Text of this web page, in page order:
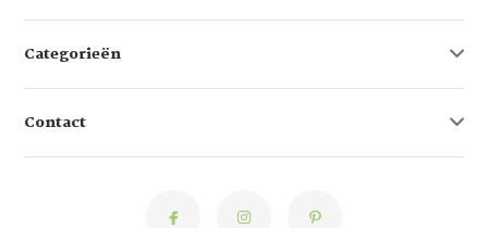
Categorieën
Contact